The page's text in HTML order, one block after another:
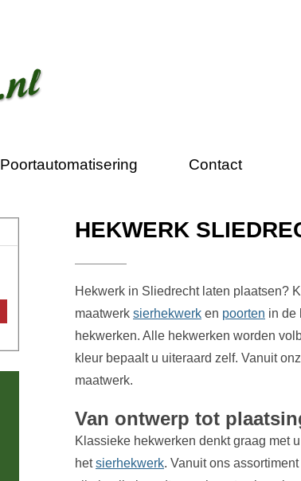
Poortautomatisering Contact
HEKWERK
Hekwerk in Sliedrecht laten plaatsen?
maatwerk sierhekwerken poorten in de
hekwerken. Alle hekwerken worden
kleur bepaalt u uiteraard zelf. Vanuit
maatwerk.
Van ontwerp tot
Klassieke hekwerken denkt graag met
hetsierhekwerk. Vanuit ons